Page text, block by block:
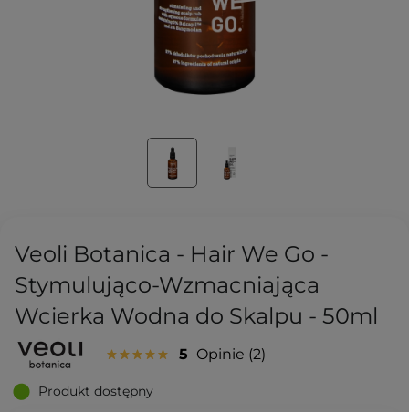
Veoli Botanica - Hair We Go -
Stymulująco-Wzmacniająca
Wcierka Wodna do Skalpu - 50ml
5 Opinie 2
Produkt dostępny